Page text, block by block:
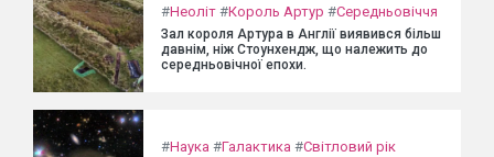
#Неоліт #Король Артур #Середньовіччя
Зал короля Артура в Англії виявився більш
давнім, ніж Стоунхендж, що належить до
середньовічної епохи.
#Наука #Галактика #Світловий рік